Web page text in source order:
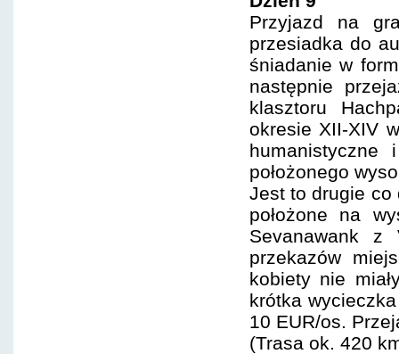
Przyjazd na
przesiadka do
śniadanie w
następnie
klasztoru
okresie XII-XIV
położonego
Jest to drugie co
położone na
Sevanawank z
przekazów
kobiety nie
krótka
10 EUR/os.
(Trasa ok. 420